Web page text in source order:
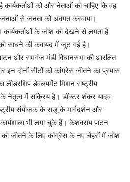
को और नेताओं को चाहिए कि वह
से जनता को अवगत करवाया।
के जोश को देखने से लगता है
साधने की कवायद में जुट गई है।
और रामगंज मंडी विधानसभा की आरक्षित
इन दोनों सीटों को कांग्रेस जीतने का प्रयास
डेवलपमेंट मिशन राष्ट्रीय
नेतृत्व में सक्रिय है। डॉक्टर शंकर यादव
संयोजक के राजू के मार्गदर्शन और
भी लगा चुके हैं। केशवराय पाटन
को जीतने के लिए कांग्रेस के नए चेहरों में जोश